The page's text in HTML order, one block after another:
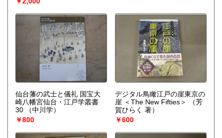
仙台藩の武士と儀礼 国宝大
崎八幡宮仙台・江戸学叢書
30
（中川学）
￥800
デジタル鳥瞰江戸の崖東京の
崖 ＜The New Fifties＞
（芳
賀ひらく 著）
￥600